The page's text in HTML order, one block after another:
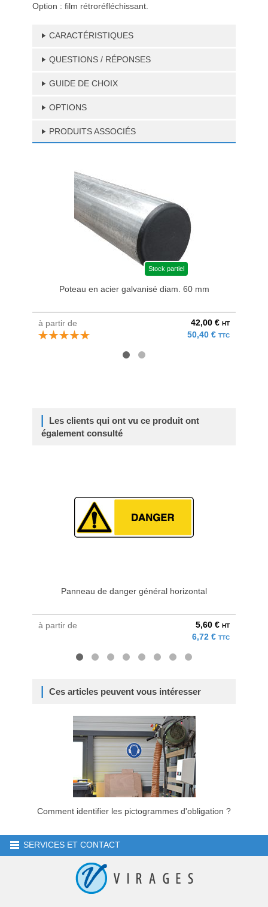
Option : film rétroréfléchissant.
CARACTÉRISTIQUES
QUESTIONS / RÉPONSES
GUIDE DE CHOIX
OPTIONS
PRODUITS ASSOCIÉS
Stock partiel
Poteau en acier galvanisé diam. 60 mm
à partir de 42,00 € HT
50,40 € TTC
Les clients qui ont vu ce produit ont
également consulté
Panneau de danger général horizontal
à partir de 5,60 € HT
6,72 € TTC
Ces articles peuvent vous intéresser
Comment identifier les pictogrammes d'obligation ?
SERVICES ET CONTACT